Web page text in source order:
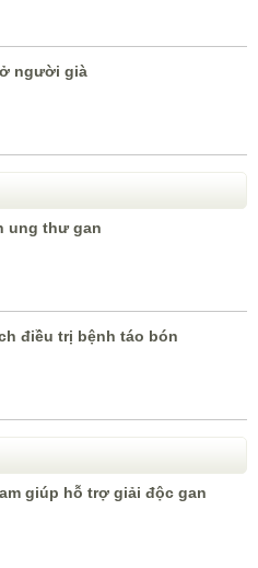
người già
ung thư gan
điều trị bệnh táo bón
giúp hỗ trợ giải độc gan